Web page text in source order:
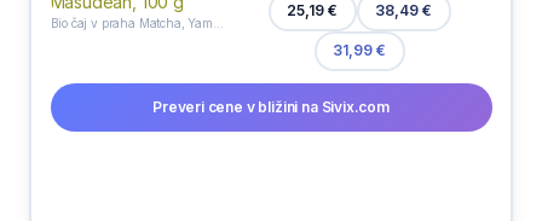
25,19 € 38,49 €
31,99 €
Preveri cene v bližini na Sivix.com